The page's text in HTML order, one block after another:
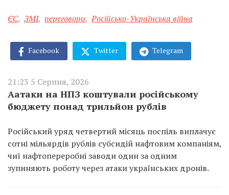
ЄС, ЗМІ, переговори, Російсько-Українська війна
Facebook Twitter Telegram
21:23 5 Серпня, 2026
Аатаки на НПЗ коштували російському
бюджету понад трильйон рублів
Російський уряд четвертий місяць поспіль виплачує
сотні мільярдів рублів субсидій нафтовим компаніям,
чиї нафтопереробні заводи один за одним
зупиняють роботу через атаки українських дронів.